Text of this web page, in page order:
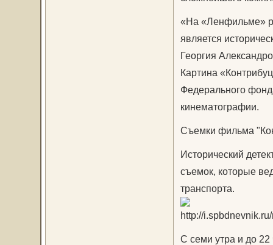
«На «Ленфильме»
является
Георгия
Картина
Федерального
кинематографии.
Съемки фильма
Исторический
съемок, которые
транспорта.
С семи утра и до 22